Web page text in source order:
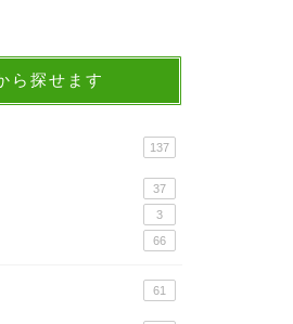
ら探せます
137
37
3
66
61